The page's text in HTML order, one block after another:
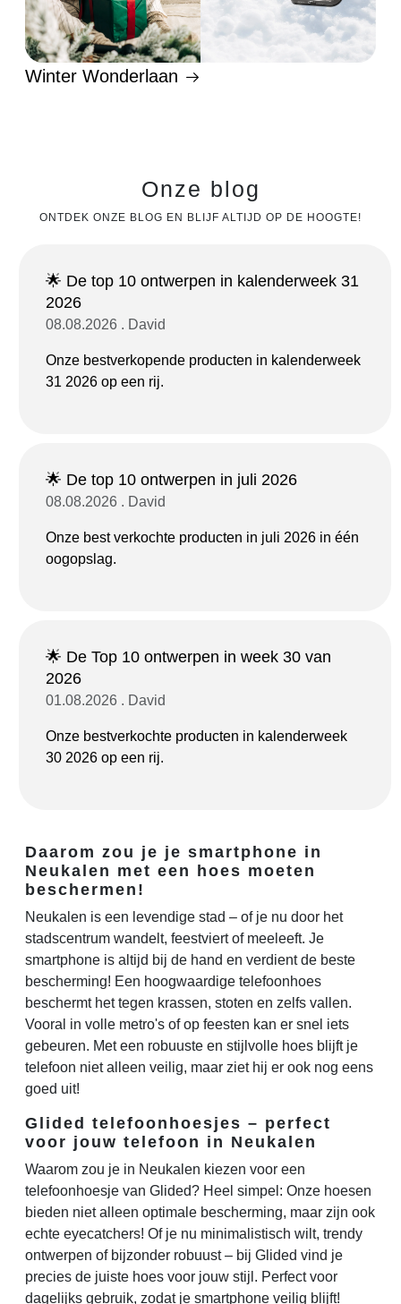
Winter Wonderlaan
Onze blog
ONTDEK ONZE BLOG EN BLIJF ALTIJD OP DE HOOGTE!
🌟 De top 10 ontwerpen in kalenderweek 31
2026
08.08.2026 . David
Onze bestverkopende producten in kalenderweek
31 2026 op een rij.
🌟 De top 10 ontwerpen in juli 2026
08.08.2026 . David
Onze best verkochte producten in juli 2026 in één
oogopslag.
🌟 De Top 10 ontwerpen in week 30 van
2026
01.08.2026 . David
Onze bestverkochte producten in kalenderweek
30 2026 op een rij.
Daarom zou je je smartphone in
Neukalen met een hoes moeten
beschermen!
Neukalen is een levendige stad – of je nu door het
stadscentrum wandelt, feestviert of meeleeft. Je
smartphone is altijd bij de hand en verdient de beste
bescherming! Een hoogwaardige telefoonhoes
beschermt het tegen krassen, stoten en zelfs vallen.
Vooral in volle metro's of op feesten kan er snel iets
gebeuren. Met een robuuste en stijlvolle hoes blijft je
telefoon niet alleen veilig, maar ziet hij er ook nog eens
goed uit!
Glided telefoonhoesjes – perfect
voor jouw telefoon in Neukalen
Waarom zou je in Neukalen kiezen voor een
telefoonhoesje van Glided? Heel simpel: Onze hoesen
bieden niet alleen optimale bescherming, maar zijn ook
echte eyecatchers! Of je nu minimalistisch wilt, trendy
ontwerpen of bijzonder robuust – bij Glided vind je
precies de juiste hoes voor jouw stijl. Perfect voor
dagelijks gebruik, zodat je smartphone veilig blijft!